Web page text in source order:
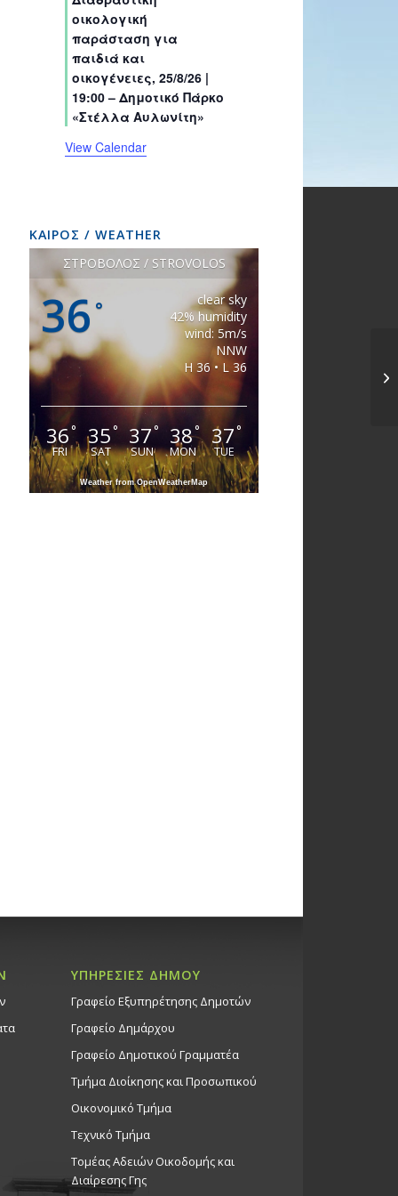
sssss
t
s
t
s
t
s
t
s
t
s
t
s
οικολογική
παράσταση για
παιδιά και
οικογένειες, 25/8/26 |
19:00 – Δημοτικό Πάρκο
«Στέλλα Αυλωνίτη»
View Calendar
ΚΑΙΡΟΣ / WEATHER
ΣΤΡΟΒΟΛΟΣ / STROVOLOS
36 °
clear sky
42% humidity
wind: 5m/s
NNW
H 36 • L 36
36°
FRI
35°
SAT
37°
SUN
38°
MON
37°
TUE
Weather from OpenWeatherMap
ΥΠΗΡΕΣΙΕΣ ΔΗΜΟΥ
Γραφείο Εξυπηρέτησης Δημοτών
Γραφείο Δημάρχου
Γραφείο Δημοτικού Γραμματέα
Τμήμα Διοίκησης και Προσωπικού
Οικονομικό Τμήμα
Τεχνικό Τμήμα
Τομέας Αδειών Οικοδομής και
Διαίρεσης Γης